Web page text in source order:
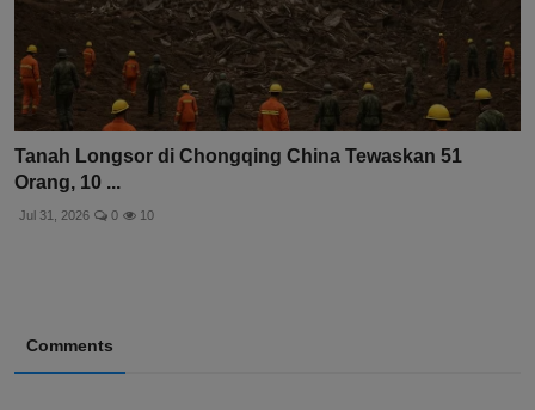
Tanah Longsor di Chongqing China Tewaskan 51
Orang, 10 ...
Jul 31, 2026 0 10
Comments